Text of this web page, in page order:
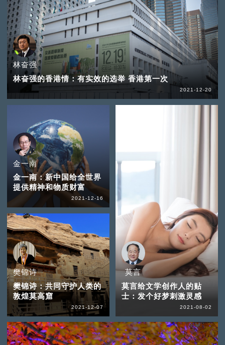
林奋强
林奋强的香港情：有实效的选举 香港第一次
2021-12-20
金一南
金一南：新中国给全世界
提供精神和物质财富
2021-12-16
樊锦诗
樊锦诗：共同守护人类的
敦煌莫高窟
2021-12-07
莫言
莫言给文学创作人的贴
士：发个好梦刺激灵感
2021-08-02